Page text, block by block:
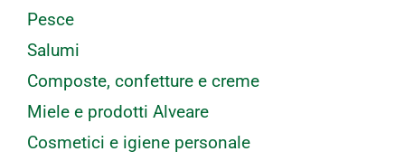
Pesce
Salumi
Composte, confetture e creme
Miele e prodotti Alveare
Cosmetici e igiene personale